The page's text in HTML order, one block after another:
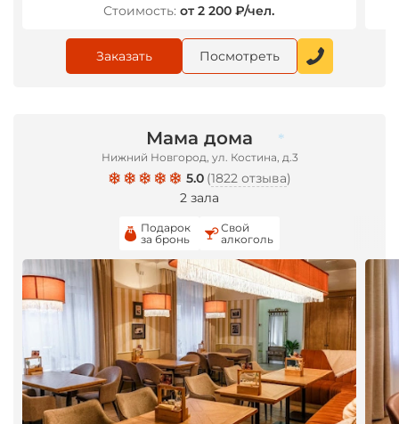
Стоимость: от 2 200 ₽/чел.
Заказать Посмотреть
Мама дома
Нижний Новгород, ул. Костина, д.3
5.0 (1822 отзыва)
2 зала
Подарок
за бронь
Свой
алкоголь
*